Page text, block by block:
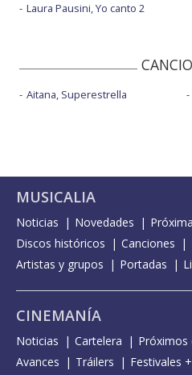
Laura Pausini, Yo canto 2
Aitana, Superestrella
MUSICALIA
Noticias Novedades
Discos históricos
Canciones
Artistas y grupos
Portadas
CINEMANÍA
Noticias Cartelera Próximos
Avances
Tráilers Festivales